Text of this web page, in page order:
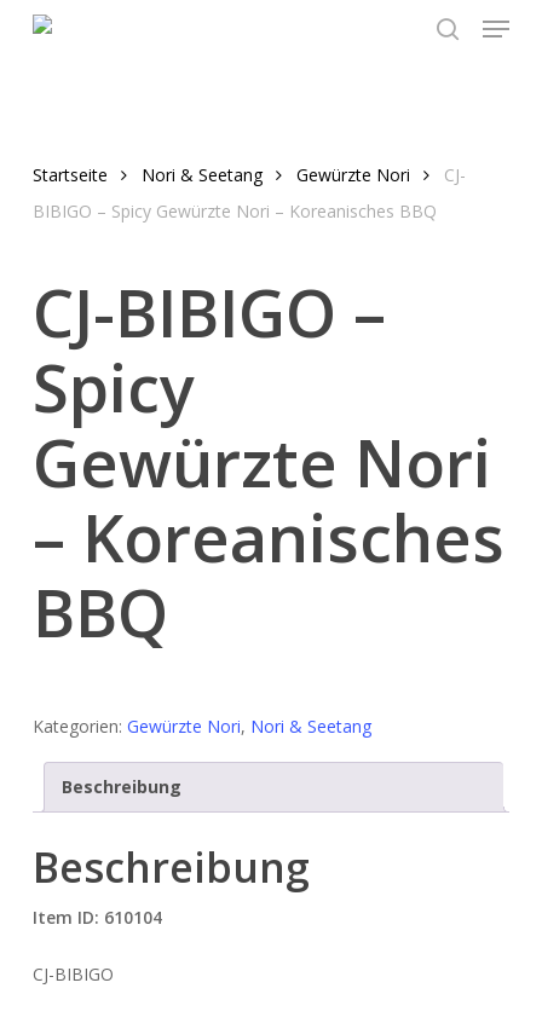
Menu
Startseite Nori & Seetang Gewürzte Nori
CJ-
BIBIGO – Spicy Gewürzte Nori – Koreanisches BBQ
CJ-BIBIGO –
Spicy
Gewürzte Nori
– Koreanisches
BBQ
Kategorien: Gewürzte Nori, Nori & Seetang
Beschreibung
Beschreibung
Item ID: 610104
CJ-BIBIGO